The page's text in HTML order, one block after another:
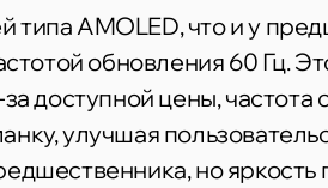
AMOLED, что и у
обновления 60 Гц.
доступной цены,
улучшая
но